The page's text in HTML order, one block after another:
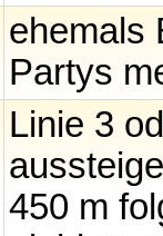
ehemals
Partys
Linie 3
450 m